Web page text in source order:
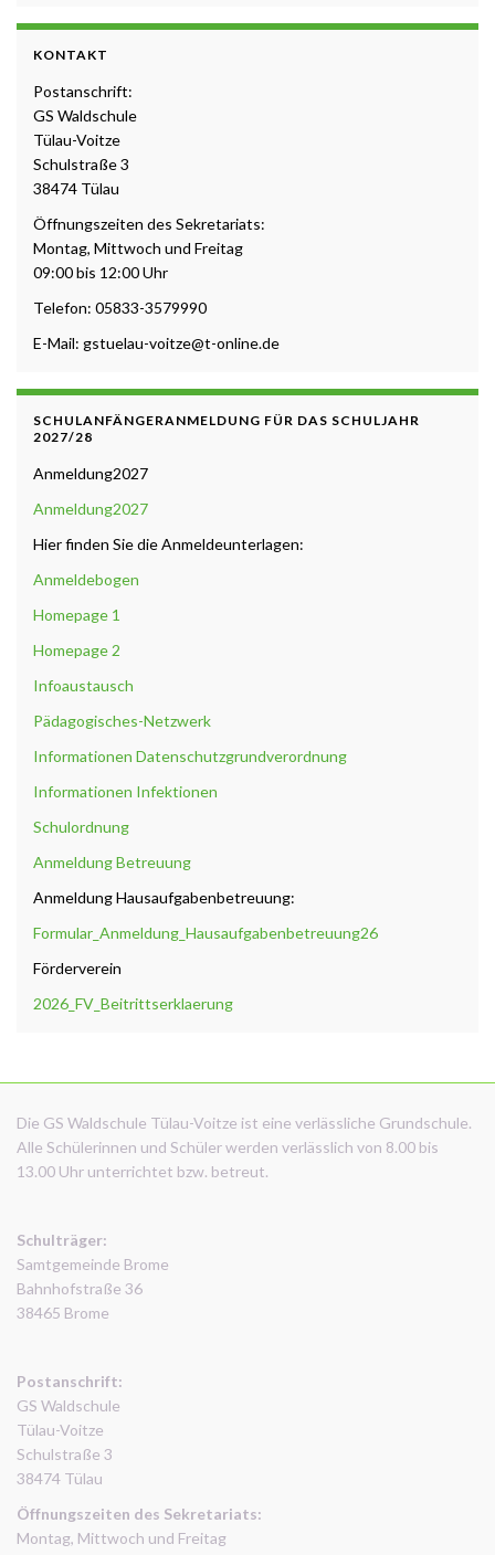
KONTAKT
Postanschrift:
GS Waldschule
Tülau-Voitze
Schulstraße 3
38474 Tülau
Öffnungszeiten des Sekretariats:
Montag, Mittwoch und Freitag
09:00 bis 12:00 Uhr
Telefon: 05833-3579990
E-Mail: gstuelau-voitze@t-online.de
SCHULANFÄNGERANMELDUNG FÜR DAS SCHULJAHR
2027/28
Anmeldung2027
Anmeldung2027
Hier finden Sie die Anmeldeunterlagen:
Anmeldebogen
Homepage 1
Homepage 2
Infoaustausch
Pädagogisches-Netzwerk
Informationen Datenschutzgrundverordnung
Informationen Infektionen
Schulordnung
Anmeldung Betreuung
Anmeldung Hausaufgabenbetreuung:
Formular_Anmeldung_Hausaufgabenbetreuung26
Förderverein
2026_FV_Beitrittserklaerung
Die GS Waldschule Tülau-Voitze ist eine verlässliche Grundschule.
Alle Schülerinnen und Schüler werden verlässlich von 8.00 bis
13.00 Uhr unterrichtet bzw. betreut.
Schulträger:
Samtgemeinde Brome
Bahnhofstraße 36
38465 Brome
Postanschrift:
GS Waldschule
Tülau-Voitze
Schulstraße 3
38474 Tülau
Öffnungszeiten des Sekretariats:
Montag, Mittwoch und Freitag